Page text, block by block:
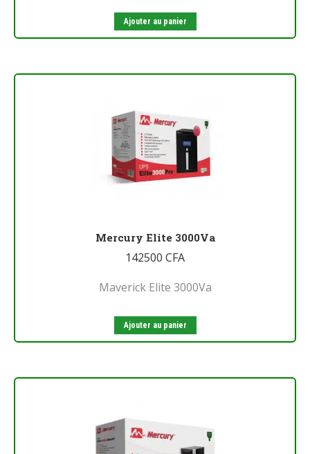
Ajouter au panier
Mercury Elite 3000Va
142500 CFA
Maverick Elite 3000Va
Ajouter au panier